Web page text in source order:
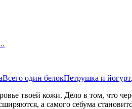
Всего один белокПетрушка и йогурт
твоей кожи. Дело в том, что
а самого себума